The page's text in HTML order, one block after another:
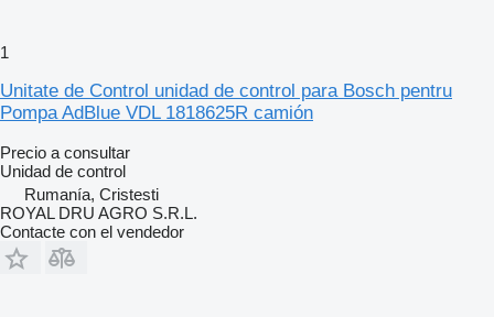
1
Unitate de Control unidad de control para Bosch pentru
Pompa AdBlue VDL 1818625R camión
Precio a consultar
Unidad de control
Rumanía, Cristesti
ROYAL DRU AGRO S.R.L.
Contacte con el vendedor